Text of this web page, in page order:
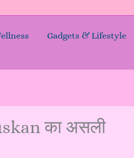
Gadgets & Lifestyle
का असली